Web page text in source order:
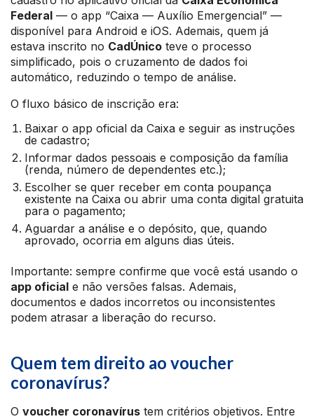
Federal — o app “Caixa — Auxílio Emergencial” —
disponível para Android e iOS. Ademais, quem já
estava inscrito no CadÚnico teve o processo
simplificado, pois o cruzamento de dados foi
automático, reduzindo o tempo de análise.
O fluxo básico de inscrição era:
Baixar o app oficial da Caixa e seguir as instruções
de cadastro;
Informar dados pessoais e composição da família
(renda, número de dependentes etc.);
Escolher se quer receber em conta poupança
existente na Caixa ou abrir uma conta digital gratuita
para o pagamento;
Aguardar a análise e o depósito, que, quando
aprovado, ocorria em alguns dias úteis.
Importante: sempre confirme que você está usando o
app oficial e não versões falsas. Ademais,
documentos e dados incorretos ou inconsistentes
podem atrasar a liberação do recurso.
Quem tem direito ao voucher
coronavírus?
O voucher coronavírus tem critérios objetivos. Entre